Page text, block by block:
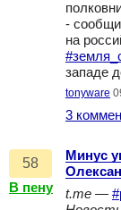
-
на
западе
tonyware
3
58
В пену
Минус
t.me —